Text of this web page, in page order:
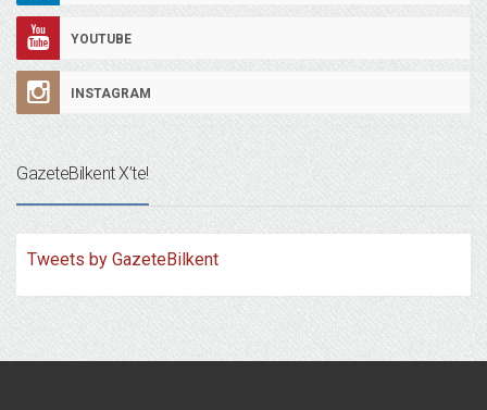
YOUTUBE
INSTAGRAM
GazeteBilkent X’te!
Tweets by GazeteBilkent